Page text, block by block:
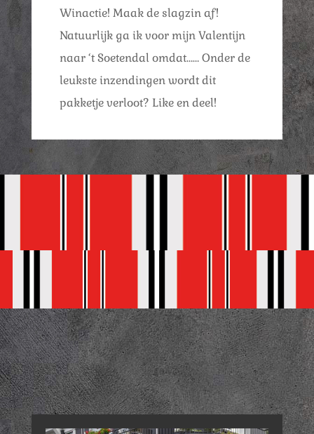
Winactie! Maak de slagzin af!
Natuurlijk ga ik voor mijn Valentijn
naar ‘t Soetendal omdat…… Onder de
leukste inzendingen wordt dit
pakketje verloot? Like en deel!